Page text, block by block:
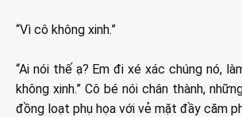
“Vì cô không xinh.”
“Ai nói thế ạ? Em đi xé xác chúng nó,
không xinh.” Cô bé nói chân thành,
đồng loạt phụ họa với vẻ mặt đầy căm